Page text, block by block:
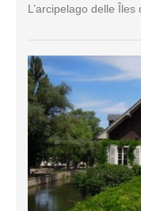
L’arcipelago delle Îles